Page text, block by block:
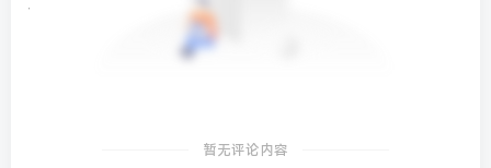
暂无评论内容